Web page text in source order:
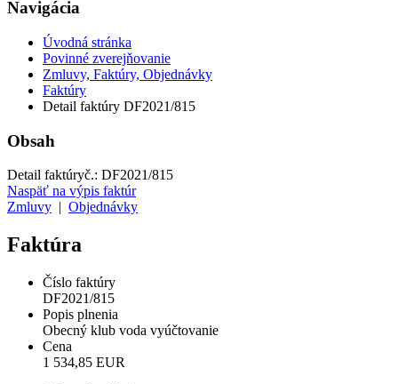
Navigácia
Úvodná stránka
Povinné zverejňovanie
Zmluvy, Faktúry, Objednávky
Faktúry
Detail faktúry DF2021/815
Obsah
Detail faktúryč.: DF2021/815
Naspäť na výpis faktúr
Zmluvy
Objednávky
Faktúra
Číslo faktúry
DF2021/815
Popis plnenia
Obecný klub voda vyúčtovanie
Cena
1 534,85 EUR